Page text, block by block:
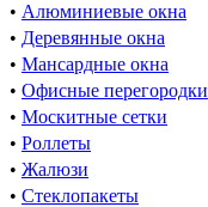
• Алюминиевые окна
• Деревянные окна
• Мансардные окна
• Офисные перегородки
• Москитные сетки
• Роллеты
• Жалюзи
• Стеклопакеты